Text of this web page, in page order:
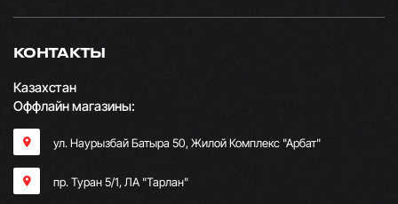
КОНТАКТЫ
Казахстан
Оффлайн магазины:
ул. Наурызбай Батыра 50, Жилой Комплекс "Арбат"
пр. Туран 5/1, ЛА "Тарлан"